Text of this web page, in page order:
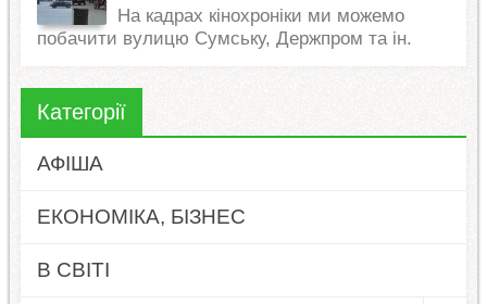
На кадрах кінохроніки ми можемо
побачити вулицю Сумську, Держпром та ін.
Категорії
АФІША
ЕКОНОМІКА, БІЗНЕС
В СВІТІ